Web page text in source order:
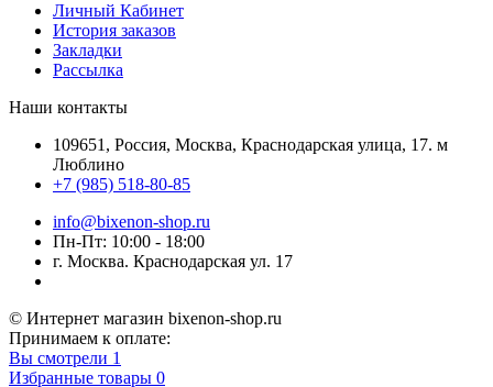
Личный Кабинет
История заказов
Закладки
Рассылка
Наши контакты
109651, Россия, Москва, Краснодарская улица, 17. м
Люблино
+7 (985) 518-80-85
info@bixenon-shop.ru
Пн-Пт: 10:00 - 18:00
г. Москва. Краснодарская ул. 17
© Интернет магазин bixenon-shop.ru
Принимаем к оплате:
Вы смотрели 1
Избранные товары 0